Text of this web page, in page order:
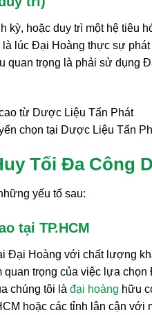
hoặc duy trì một hệ tiêu
lúc Đại Hoàng thực sự phát
trọng là phải sử dụng
chọn tại Dược Liệu Tấn
Tối Đa Công
yếu tố sau:
tại TP.HCM
Đại Hoàng với chất lượng
trọng của việc lựa
chúng tôi là đại hoàng hữu
hoặc các tỉnh lân cận với